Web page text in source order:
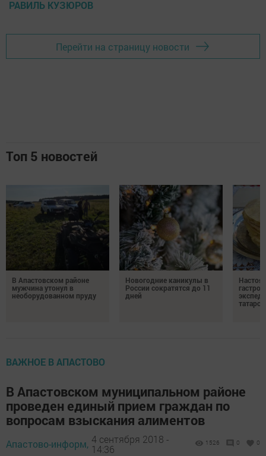
РАВИЛЬ КУЗЮРОВ
Перейти на страницу новости
Топ 5 новостей
В Апастовском районе
мужчина утонул в
необорудованном пруду
Новогодние каникулы в
России сократятся до 11
дней
ВАЖНОЕ В АПАСТОВО
В Апастовском муниципальном районе
проведен единый прием граждан по
вопросам взыскания алиментов
Апастово-информ, 4 сентября 2018 -
14:36
1526 0 0